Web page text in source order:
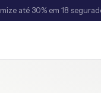
até 30% em 18